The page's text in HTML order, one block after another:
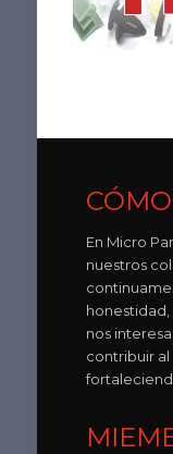
En Micro
nuestros
nos
contribuir